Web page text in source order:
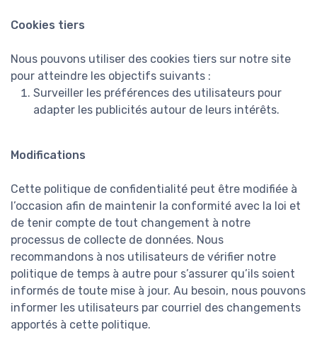
Cookies tiers
Nous pouvons utiliser des cookies tiers sur notre site
pour atteindre les objectifs suivants :
Surveiller les préférences des utilisateurs pour
adapter les publicités autour de leurs intérêts.
Modifications
Cette politique de confidentialité peut être modifiée à
l’occasion afin de maintenir la conformité avec la loi et
de tenir compte de tout changement à notre
processus de collecte de données. Nous
recommandons à nos utilisateurs de vérifier notre
politique de temps à autre pour s’assurer qu’ils soient
informés de toute mise à jour. Au besoin, nous pouvons
informer les utilisateurs par courriel des changements
apportés à cette politique.